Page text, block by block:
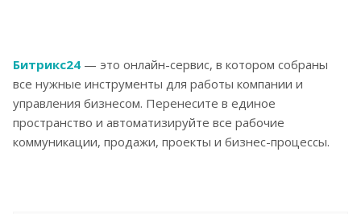
Битрикс24 — это онлайн-сервис, в котором собраны
все нужные инструменты для работы компании и
управления бизнесом. Перенесите в единое
пространство и автоматизируйте все рабочие
коммуникации, продажи, проекты и бизнес-процессы.